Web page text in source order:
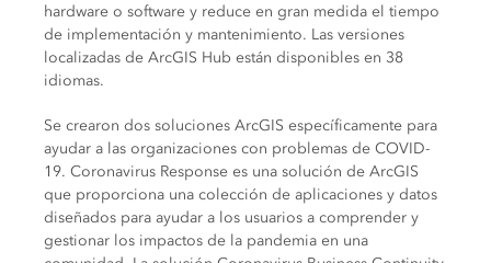
hardware o software y reduce en gran medida el tiempo
de implementación y mantenimiento. Las versiones
localizadas de ArcGIS Hub están disponibles en 38
idiomas.
Se crearon dos soluciones ArcGIS específicamente para
ayudar a las organizaciones con problemas de COVID-
19. Coronavirus Response es una solución de ArcGIS
que proporciona una colección de aplicaciones y datos
diseñados para ayudar a los usuarios a comprender y
gestionar los impactos de la pandemia en una